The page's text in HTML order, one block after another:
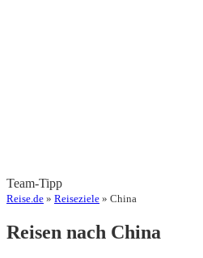
Team-Tipp
Reise.de » Reiseziele » China
Reisen nach China